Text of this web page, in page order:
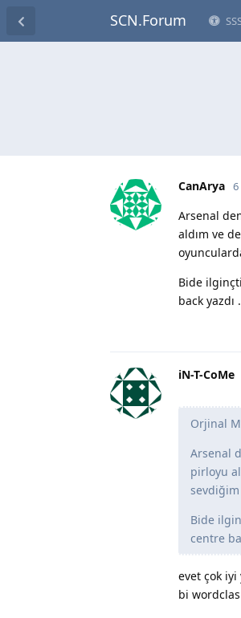
SCN.Forum
CanArya 6
Arsenal
aldım ve
Bide
back
iN-T-CoMe
Orjinal
Arsenal
pirloyu
Bide
centre
evet çok
bi